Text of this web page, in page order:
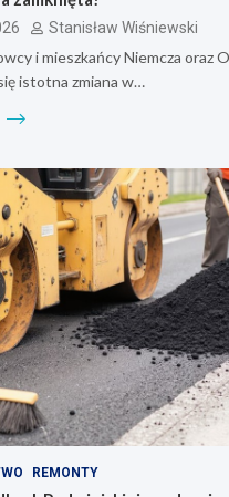
Stanisław Wiśniewski
i mieszkańcy Niemcza oraz
istotna zmiana w…
REMONTY